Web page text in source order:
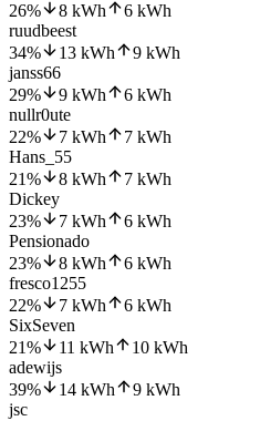
26% 8 kWh 6 kWh
ruudbeest
34% 13 kWh 9 kWh
janss66
29% 9 kWh 6 kWh
nullr0ute
22% 7 kWh 7 kWh
Hans_55
21% 8 kWh 7 kWh
Dickey
23% 7 kWh 6 kWh
Pensionado
23% 8 kWh 6 kWh
fresco1255
22% 7 kWh 6 kWh
SixSeven
21% 11 kWh 10 kWh
adewijs
39% 14 kWh 9 kWh
jsc